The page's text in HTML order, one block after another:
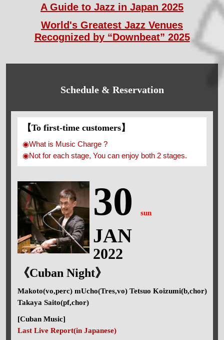
A Guide to Jazz in Japan 2025
World's Greatest Jazz Venues
Recognized by “Downbeat” 2025
Schedule & Reservation
【To first-time customers】
◉What is Music Charge ?
◉Not for each stage, You can enjoy both 2 stages.
30 sun
JAN
2022
《Cuban Night》
Makoto(vo,perc) mUcho(Tres,vo) Tetsuo Koizumi(b,chor)
Takaya Saito(pf,chor)
[Cuban Music]
Last Live Report(in Japanese)